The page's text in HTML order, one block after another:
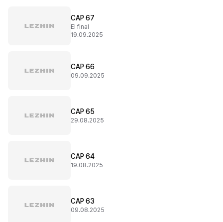
CAP 67
El final
19.09.2025
CAP 66
09.09.2025
CAP 65
29.08.2025
CAP 64
19.08.2025
CAP 63
09.08.2025